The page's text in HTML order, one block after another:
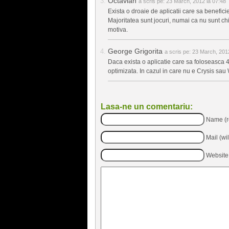
Exista o droaie de aplicatii care sa
Majoritatea sunt jocuri, numai ca nu sunt
motiva.
George Grigorita a scris pe: 23 March,
Daca exista o aplicatie care sa foloseasca
optimizata. In cazul in care nu e Crysis sau
Lasa-ne un comentariu:
Name
Mail
Website